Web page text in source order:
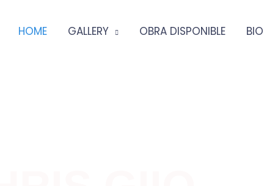
HOME GALLERY OBRA DISPONIBLE BIO